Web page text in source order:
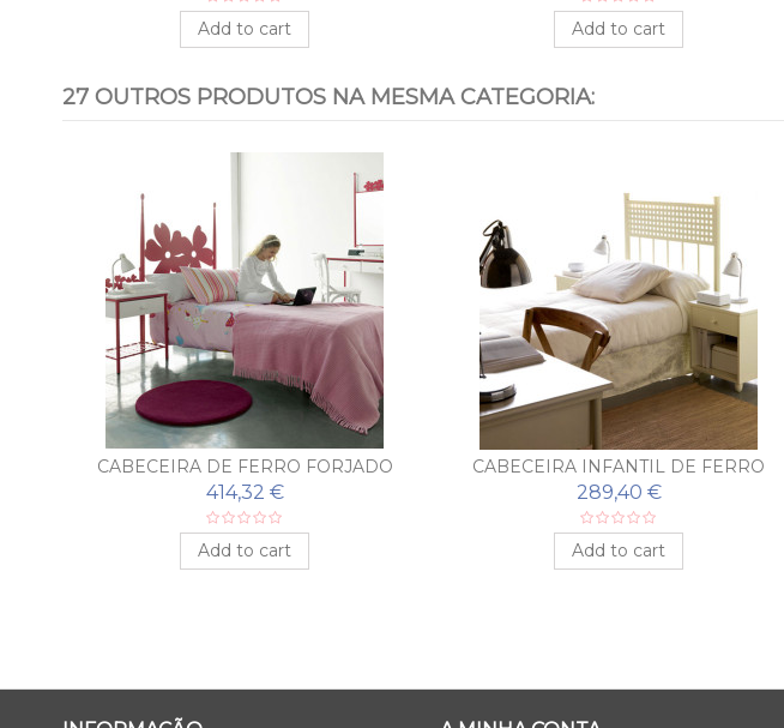
Add to cart Add to cart
27 OUTROS PRODUTOS NA MESMA CATEGORIA:
CABECEIRA DE FERRO FORJADO
LINO
414,32 €
Add to cart
CABECEIRA INFANTIL DE FERRO
FORJADO CANDELA
289,40 €
Add to cart